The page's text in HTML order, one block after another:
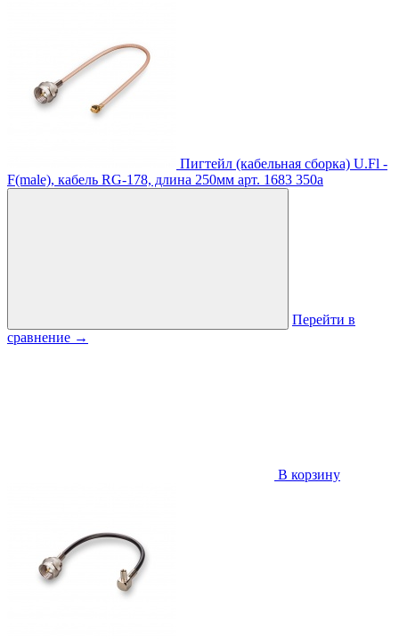
Пигтейл (кабельная сборка) U.Fl -
F(male), кабель RG-178, длина 250мм арт. 1683 350a
Перейти в
сравнение →
В корзину